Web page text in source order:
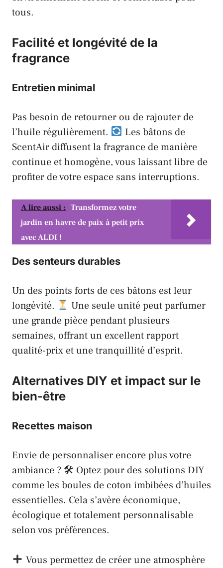
tous.
Facilité et longévité de la
fragrance
Entretien minimal
Pas besoin de retourner ou de rajouter de
l’huile régulièrement.
Les bâtons de
ScentAir diffusent la fragrance de manière
continue et homogène, vous laissant libre de
profiter de votre espace sans interruptions.
A lire aussi : Transformez votre
jardin en havre de paix à petit prix
avec ALDI !
Des senteurs durables
Un des points forts de ces bâtons est leur
longévité.
Une seule unité peut parfumer
une grande pièce pendant plusieurs
semaines, offrant un excellent rapport
qualité-prix et une tranquillité d’esprit.
Alternatives DIY et impact sur le
bien-être
Recettes maison
Envie de personnaliser encore plus votre
ambiance ? 🛠 Optez pour des solutions DIY
comme les boules de coton imbibées d’huiles
essentielles. Cela s’avère économique,
écologique et totalement personnalisable
selon vos préférences.
Vous permettez de créer une atmosphère